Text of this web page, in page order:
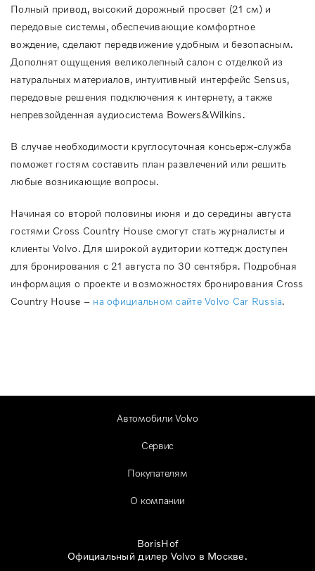
Полный привод, высокий дорожный просвет (21 см) и
передовые системы, обеспечивающие комфортное
вождение, сделают передвижение удобным и безопасным.
Дополнят ощущения великолепный салон с отделкой из
натуральных материалов, интуитивный интерфейс Sensus,
передовые решения подключения к интернету, а также
непревзойденная аудиосистема Bowers&Wilkins.
В случае необходимости круглосуточная консьерж-служба
поможет гостям составить план развлечений или решить
любые возникающие вопросы.
Начиная со второй половины июня и до середины августа
гостями Cross Country House смогут стать журналисты и
клиенты Volvo. Для широкой аудитории коттедж доступен
для бронирования с 21 августа по 30 сентября. Подробная
информация о проекте и возможностях бронирования Cross
Country House – на официальном сайте Volvo Car Russia.
Автомобили Volvo
Сервис
Покупателям
О компании
BorisHof
Официальный дилер Volvo в Москве.